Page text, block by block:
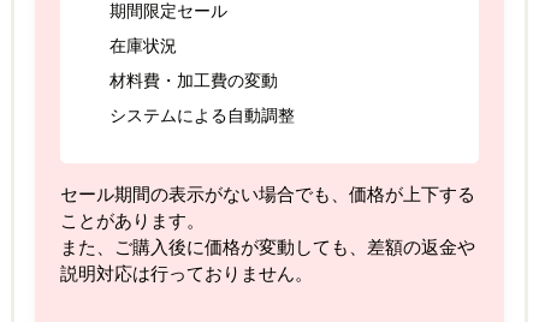
期間限定セール
在庫状況
材料費・加工費の変動
システムによる自動調整
セール期間の表示がない場合でも、価格が上下する
ことがあります。
また、ご購入後に価格が変動しても、差額の返金や
説明対応は行っておりません。